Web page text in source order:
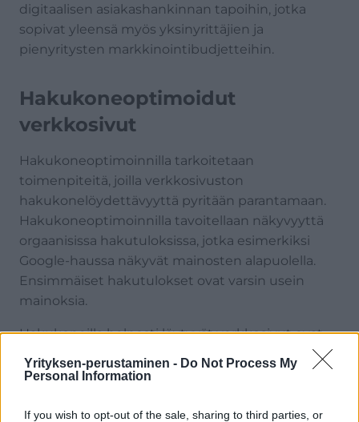
Yrityksen-perustaminen - Do Not Process My
Personal Information
If you wish to opt-out of the sale, sharing to third parties, or
digitaalisen asiakashankinnan tapoihin, jotka
sopivat yleensä myös yksinyrittäjien ja
pienyritysten markkinointibudjetteihin.
Hakukoneoptimoidut
verkkosivut
Hakukoneoptimoinnilla tarkoitetaan
toimenpiteitä, joilla verkkosivuston
hakukonelöydettävyyttä pyritään parantamaan.
Hakukoneoptimoinnilla tavoitellaan näkyvyyttä
orgaanisissa hakutuloksissa, jotka esimerkiksi
Google-haussa näkyvät mainosten alapuolella.
Ensimmäiset hakutulokset ovat varsin usein
mainoksia.
Hakukoneilla helposti löytyvät verkkosivut ovat
pienyritykselle. Hakukonelöydettävyyden
hyvä huomioida verkkosivuja suunniteltaessa: